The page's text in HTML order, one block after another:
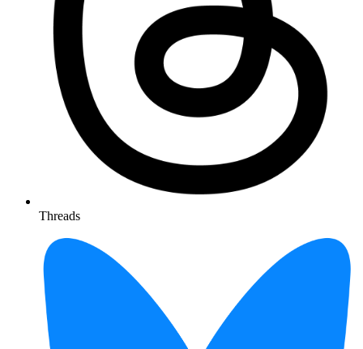
Threads